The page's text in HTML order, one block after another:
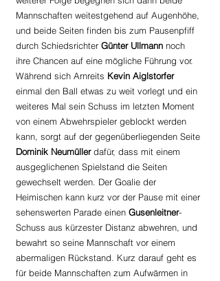
Mannschaften weitestgehend auf Augenhöhe,
und beide Seiten finden bis zum Pausenpfiff
durch Schiedsrichter Günter Ullmann noch
ihre Chancen auf eine mögliche Führung vor.
Während sich Arnreits Kevin Aiglstorfer
einmal den Ball etwas zu weit vorlegt und ein
weiteres Mal sein Schuss im letzten Moment
von einem Abwehrspieler geblockt werden
kann, sorgt auf der gegenüberliegenden Seite
Dominik Neumüller dafür, dass mit einem
ausgeglichenen Spielstand die Seiten
gewechselt werden. Der Goalie der
Heimischen kann kurz vor der Pause mit einer
sehenswerten Parade einen Gusenleitner-
Schuss aus kürzester Distanz abwehren, und
bewahrt so seine Mannschaft vor einem
abermaligen Rückstand. Kurz darauf geht es
für beide Mannschaften zum Aufwärmen in